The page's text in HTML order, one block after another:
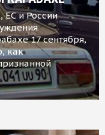
и России
17 сентября,
как